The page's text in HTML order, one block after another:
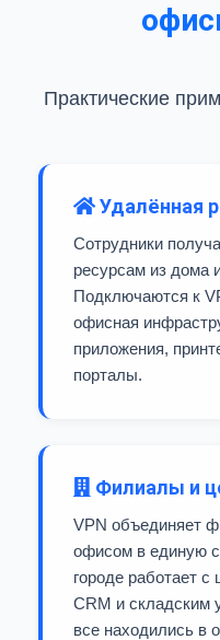
Практические
Удалённая
Сотрудники
ресурсам из дома
Подключаются к
офисная
приложения,
порталы.
Филиалы и
VPN объединяет
офисом в единую
городе работает
CRM и складским
все находились в